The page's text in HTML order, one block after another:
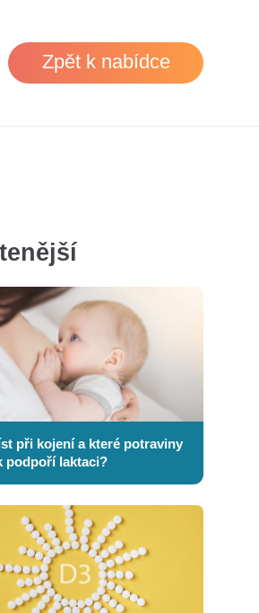
Zpět k nabídce
při kojení a které potraviny
podpoří laktaci?